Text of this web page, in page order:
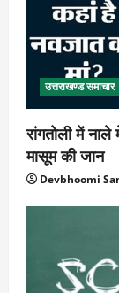
उत्तराखण्ड समाचार
रांगतोली में
मासूम की जान
Devbhoomi